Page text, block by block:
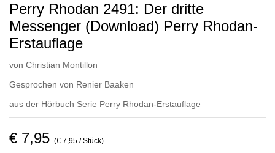
Perry Rhodan 2491: Der dritte
Messenger (Download) Perry Rhodan-
Erstauflage
von Christian Montillon
Gesprochen von Renier Baaken
aus der Hörbuch Serie Perry Rhodan-Erstauflage
€ 7,95 (€ 7,95 / Stück)